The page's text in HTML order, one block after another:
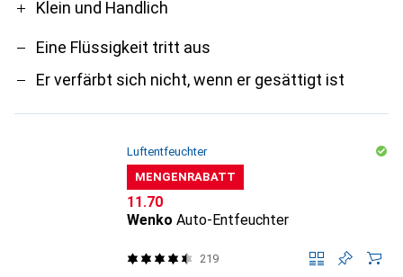
Klein und Handlich
Eine Flüssigkeit tritt aus
Er verfärbt sich nicht, wenn er gesättigt ist
Luftentfeuchter
MENGENRABATT
CHF
11.70
Wenko Auto-Entfeuchter
219